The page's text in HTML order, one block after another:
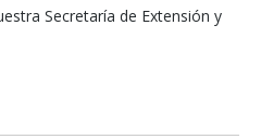
Secretaría de Extensión y